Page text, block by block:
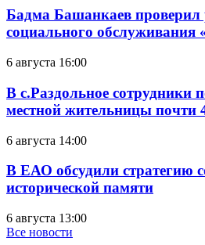
Бадма Башанкаев проверил
социального обслуживания
6 августа 16:00
В с.Раздольное сотрудники
местной жительницы почти
6 августа 14:00
В ЕАО обсудили стратегию
исторической памяти
6 августа 13:00
Все новости